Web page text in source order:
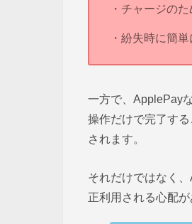
・チャージの
・紛失時に簡
一方で、ApplePay
操作だけで完了す
されます。
それだけではなく
正利用される心配が